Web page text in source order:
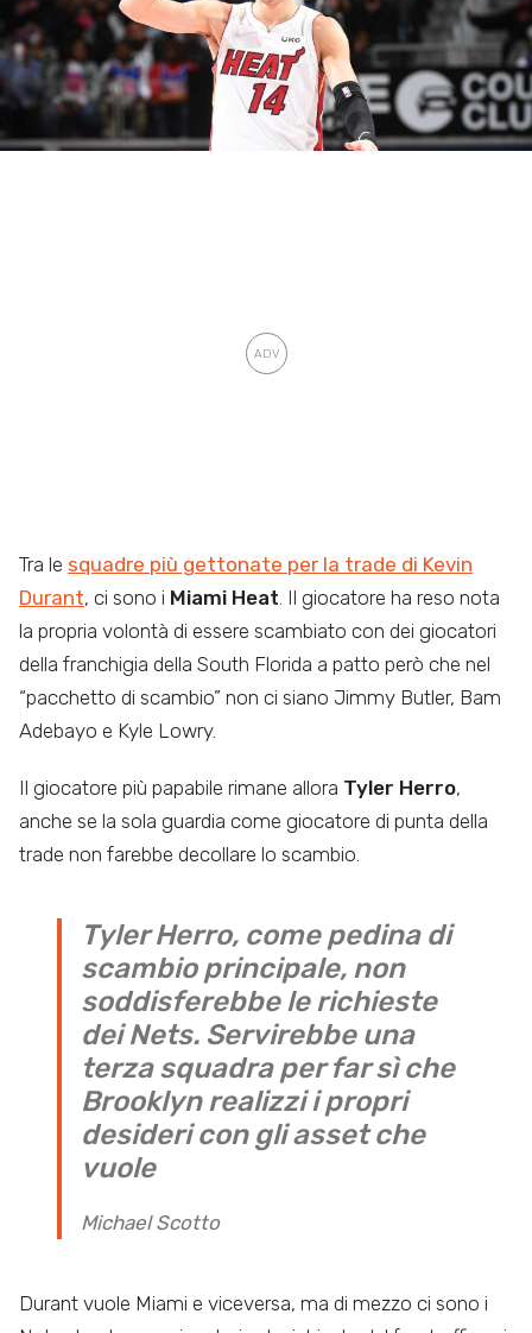
Tra le squadre più gettonate per la trade di Kevin
Durant, ci sono i Miami Heat . Il giocatore ha reso nota
la propria volontà di essere scambiato con dei giocatori
della franchigia della South Florida a patto però che nel
“pacchetto di scambio” non ci siano Jimmy Butler, Bam
Adebayo e Kyle Lowry.
Il giocatore più papabile rimane allora Tyler Herro,
anche se la sola guardia come giocatore di punta della
trade non farebbe decollare lo scambio.
Tyler Herro, come pedina di
scambio principale, non
soddisferebbe le richieste
dei Nets. Servirebbe una
terza squadra per far sì che
Brooklyn realizzi i propri
desideri con gli asset che
vuole
Michael Scotto
Durant vuole Miami e viceversa, ma di mezzo ci sono i